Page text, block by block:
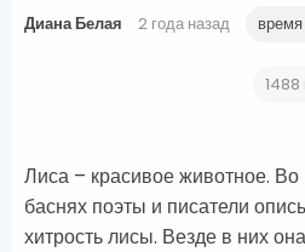
Диана Белая 2 года назад
1488
Лиса – красивое животное. Во
баснях поэты и писатели
хитрость лисы. Везде в них